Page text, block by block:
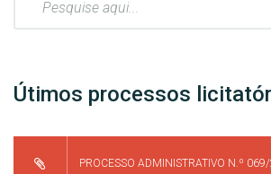
Útimos processos
PROCESSO ADMINISTRATIVO N.º